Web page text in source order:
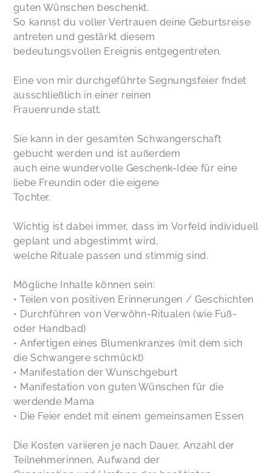
guten Wünschen beschenkt.
So kannst du voller Vertrauen deine Geburtsreise
antreten und gestärkt diesem
bedeutungsvollen Ereignis entgegentreten.
Eine von mir durchgeführte Segnungsfeier fndet
ausschließlich in einer reinen
Frauenrunde statt.
Sie kann in der gesamten Schwangerschaft
gebucht werden und ist außerdem
auch eine wundervolle Geschenk-Idee für eine
liebe Freundin oder die eigene
Tochter.
Wichtig ist dabei immer, dass im Vorfeld individuell
geplant und abgestimmt wird,
welche Rituale passen und stimmig sind.
Mögliche Inhalte können sein:
• Teilen von positiven Erinnerungen / Geschichten
• Durchführen von Verwöhn-Ritualen (wie Fuß-
oder Handbad)
• Anfertigen eines Blumenkranzes (mit dem sich
die Schwangere schmückt)
• Manifestation der Wunschgeburt
• Manifestation von guten Wünschen für die
werdende Mama
• Die Feier endet mit einem gemeinsamen Essen
Die Kosten variieren je nach Dauer, Anzahl der
Teilnehmerinnen, Aufwand der